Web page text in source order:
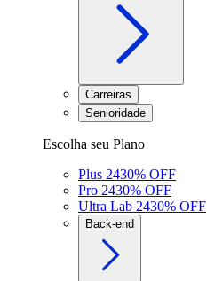
Carreiras
Senioridade
Escolha seu Plano
Plus 2430% OFF
Pro 2430% OFF
Ultra Lab 2430% OFF
Back-end